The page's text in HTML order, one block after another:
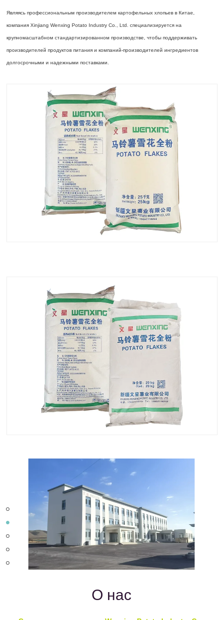
Являясь профессиональным производителем картофельных хлопьев в Китае,
компания Xinjiang Wenxing Potato Industry Co., Ltd. специализируется на
крупномасштабном стандартизированном производстве, чтобы поддерживать
производителей продуктов питания и компаний-производителей ингредиентов
долгосрочными и надежными поставками.
О нас